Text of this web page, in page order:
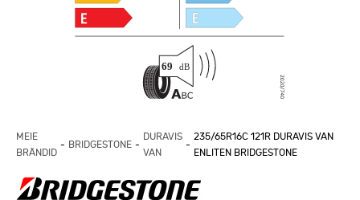
MEIE
BRÄNDID
BRIDGESTONE
DURAVIS
VAN
235/65R16C 121R DURAVIS VAN
ENLITEN BRIDGESTONE